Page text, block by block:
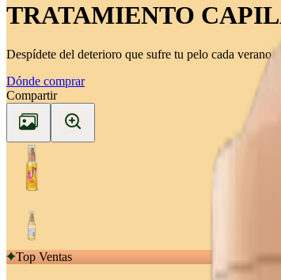
TRATAMIENTO
Despídete del deterioro que sufre tu pelo cada verano.
Dónde comprar
Compartir
Top Ventas